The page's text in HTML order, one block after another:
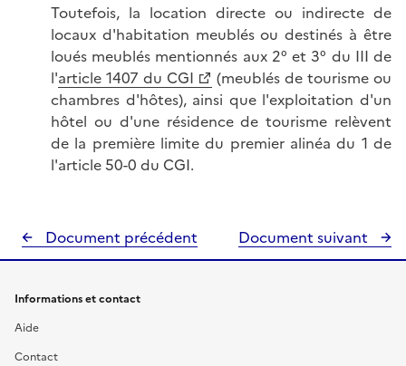
Toutefois, la location directe ou indirecte de
locaux d'habitation meublés ou destinés à être
loués meublés mentionnés aux 2° et 3° du III de
l'article 1407 du CGI
(meublés de tourisme ou
chambres d'hôtes), ainsi que l'exploitation d'un
hôtel ou d'une résidence de tourisme relèvent
de la première limite du premier alinéa du 1 de
l'article 50-0 du CGI.
Document précédent Document suivant
Informations et contact
Aide
Contact